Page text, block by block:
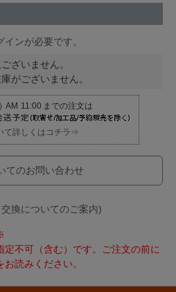
ンが必要です。
ざいません。
がございません。
て詳しくはコチラ⇒
てのお問い合わせ
換についてのご案内)
定不可（含む）です。ご注文の前に
お読みください。